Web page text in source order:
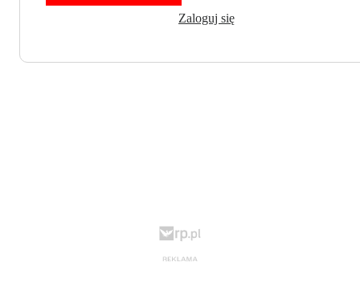
Zaloguj się